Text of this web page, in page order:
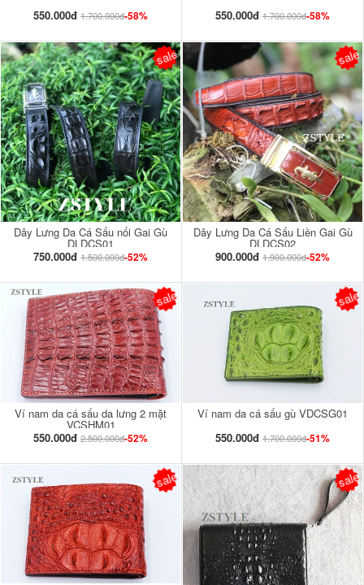
550.000đ 1.700.000đ-58%
550.000đ 1.700.000đ-58%
Dây Lưng Da Cá Sấu nối Gai Gù
DLDCS01
750.000đ 1.500.000đ-52%
sale
Dây Lưng Da Cá Sấu Liền Gai Gù
DLDCS02
900.000đ 1.900.000đ-52%
sale
Ví nam da cá sấu da lưng 2 mặt
VCSHM01
550.000đ 2.500.000đ-52%
sale
Ví nam da cá sấu gù VDCSG01
550.000đ 1.700.000đ-51%
sale
sale sale